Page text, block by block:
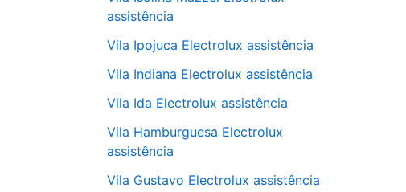
assistência
Vila Ipojuca Electrolux assistência
Vila Indiana Electrolux assistência
Vila Ida Electrolux assistência
Vila Hamburguesa Electrolux
assistência
Vila Gustavo Electrolux assistência